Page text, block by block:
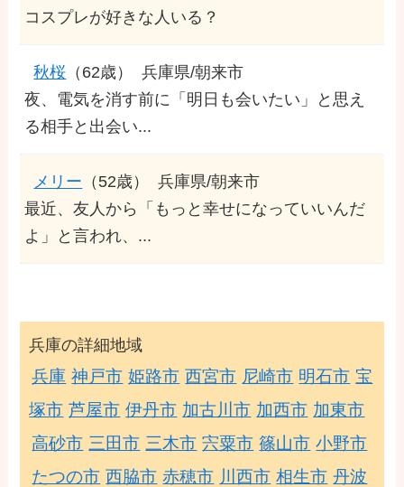
コスプレが好きな人いる？
秋桜 （62歳）
兵庫県/朝来市
夜、電気を消す前に「明日も会いたい」と思え
る相手と出会い...
メリー （52歳）
兵庫県/朝来市
最近、友人から「もっと幸せになっていいんだ
よ」と言われ、...
兵庫の詳細地域
兵庫 神戸市 姫路市 西宮市 尼崎市 明石市 宝
塚市 芦屋市 伊丹市 加古川市 加西市 加東市
高砂市 三田市 三木市 宍粟市 篠山市 小野市
たつの市 西脇市 赤穂市 川西市 相生市 丹波